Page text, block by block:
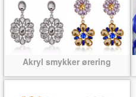
Akryl smykker ørering